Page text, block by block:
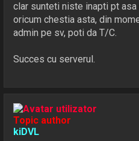
clar sunteti niste inapti pt asa
oricum chestia asta, din
admin pe sv, poti da T/C.
Succes cu serverul.
Topic author
kiDVL